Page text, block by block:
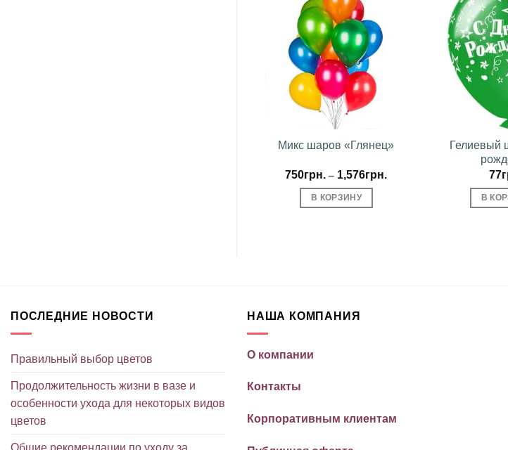
избранное
Микс шаров «Глянец»
750грн. – 1,576грн.
В КОРЗИНУ
Гелиевый
77
В
ПОСЛЕДНИЕ НОВОСТИ
Правильный выбор цветов
Продолжительность жизни в вазе и
особенности ухода для некоторых видов
цветов
Общие рекомендации по уходу за
НАША КОМПАНИЯ
О компании
Контакты
Корпоративным клиентам